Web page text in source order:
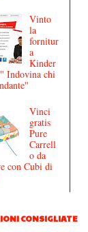
Vinto
la
fornitur
a
Kinder
Indovina chi
Vinci
gratis
Pure
Carrell
o da
con Cubi di
CONSIGLIATE